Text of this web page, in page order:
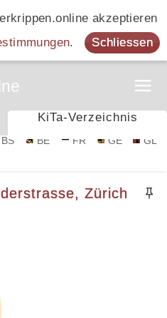
akzeptieren
. Schliessen
KiTa-Verzeichnis
BS BE FR GE GL
Zürich